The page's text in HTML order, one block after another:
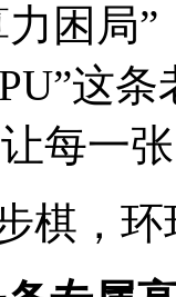
困局
这
一张
，